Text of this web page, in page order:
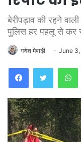
बेरीपड़ाव की रहने
पुलिस हर पहलू से कर
गणेश मेवाड़ी June